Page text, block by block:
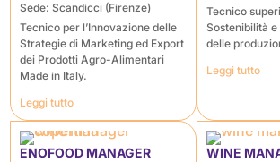
Sede: Scandicci (Firenze)
Tecnico per l’Innovazione delle
Strategie di Marketing ed Export
dei Prodotti Agro-Alimentari
Made in Italy.
Leggi tutto
Tecnico
Sostenibilità e
delle
Leggi tutto
ENOFOOD MANAGER WINE